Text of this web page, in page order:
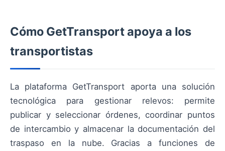
Cómo GetTransport apoya a los
transportistas
La plataforma GetTransport aporta una solución
tecnológica para gestionar relevos: permite
publicar y seleccionar órdenes, coordinar puntos
de intercambio y almacenar la documentación del
traspaso en la nube. Gracias a funciones de